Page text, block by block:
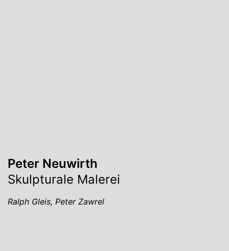
Peter Neuwirth
Skulpturale Malerei
Ralph Gleis, Peter Zawrel